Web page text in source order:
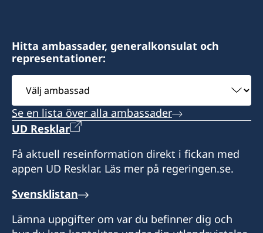
Hitta ambassader, generalkonsulat och
representationer:
Välj
ambassad
Se en lista över alla ambassader
UD Resklar
Få aktuell reseinformation direkt i fickan med
appen UD Resklar. Läs mer på regeringen.se.
Svensklistan
Lämna uppgifter om var du befinner dig och